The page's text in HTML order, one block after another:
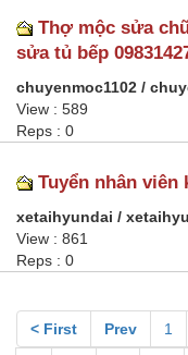
Thợ mộc sửa
sửa tủ bếp
chuyenmoc1102 /
View : 589
Reps : 0
Tuyển nhân viên
xetaihyundai /
View : 861
Reps : 0
< First Prev 1